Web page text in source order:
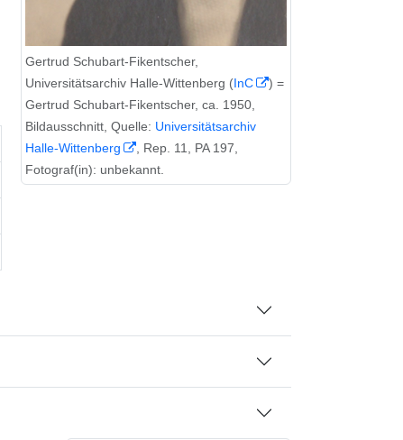
Gertrud Schubart-Fikentscher,
Universitätsarchiv Halle-Wittenberg (InC
) =
Gertrud Schubart-Fikentscher, ca. 1950,
Bildausschnitt, Quelle: Universitätsarchiv
Halle-Wittenberg
, Rep. 11, PA 197,
Fotograf(in): unbekannt.